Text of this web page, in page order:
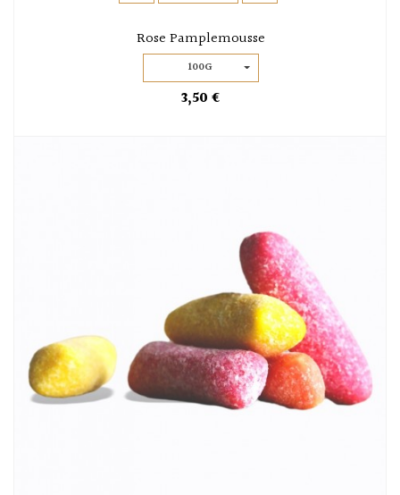
Rose Pamplemousse
100G
3,50 €